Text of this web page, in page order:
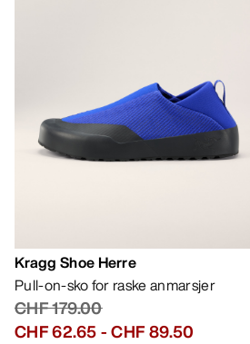
Kragg Shoe Herre
Pull-on-sko for raske anmarsjer
CHF 179.00
CHF 62.65-CHF 89.50